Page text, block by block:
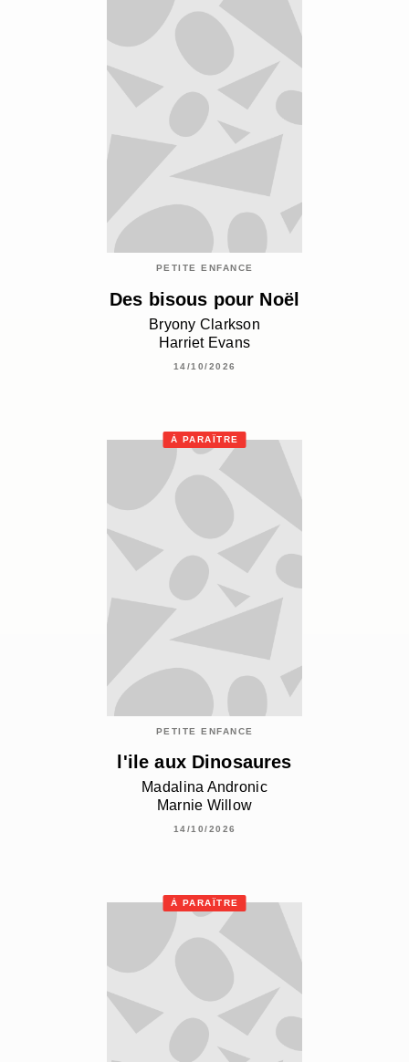
PETITE ENFANCE
Des bisous pour Noël
Bryony Clarkson
Harriet Evans
14/10/2026
À PARAÎTRE
PETITE ENFANCE
l'ile aux Dinosaures
Madalina Andronic
Marnie Willow
14/10/2026
À PARAÎTRE